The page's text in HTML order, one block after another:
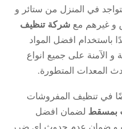
في المنزل من ستائر و
و غيرهم مع شركة تنظيف
باستخدام افضل المواد
و الآمنة على جميع انواع
المعدات المتطورة.
في تنظيف المفروشات
بمسقط لضمان افضل